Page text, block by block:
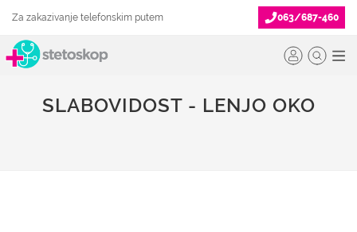
Za zakazivanje telefonskim putem 063/687-460
SLABOVIDOST - LENJO OKO